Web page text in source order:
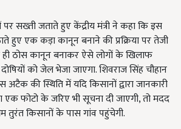
सख्ती जताते हुए केंद्रीय मंत्री ने कहा कि इस
हुए एक कड़ा कानून बनाने की प्रक्रिया पर तेजी
ठोस कानून बनाकर ऐसे लोगों के खिलाफ
को जेल भेजा जाएगा. शिवराज सिंह चौहान
की स्थिति में यदि किसानों द्वारा जानकारी
एक फोटो के जरिए भी सूचना दी जाएगी, तो मदद
तुरंत किसानों के पास गांव पहुंचेगी.